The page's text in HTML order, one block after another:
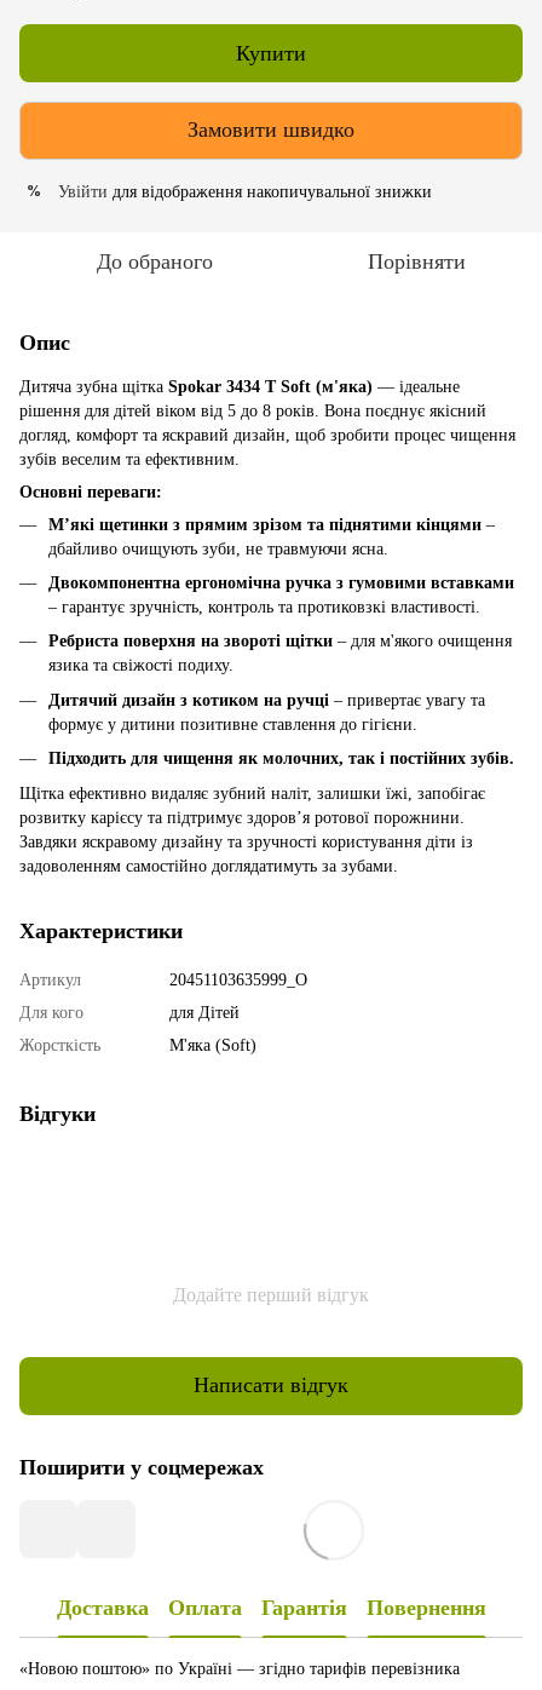
Купити
Замовити швидко
% Увійти для відображення накопичувальної знижки
До обраного Порівняти
Опис
Дитяча зубна щітка Spokar 3434 T Soft (м'яка) — ідеальне
рішення для дітей віком від 5 до 8 років. Вона поєднує якісний
догляд, комфорт та яскравий дизайн, щоб зробити процес чищення
зубів веселим та ефективним.
Основні переваги:
М’які щетинки з прямим зрізом та піднятими кінцями –
дбайливо очищують зуби, не травмуючи ясна.
Двокомпонентна ергономічна ручка з гумовими вставками
– гарантує зручність, контроль та протиковзкі властивості.
Ребриста поверхня на звороті щітки – для м'якого очищення
язика та свіжості подиху.
Дитячий дизайн з котиком на ручці – привертає увагу та
формує у дитини позитивне ставлення до гігієни.
Підходить для чищення як молочних, так і постійних зубів.
Щітка ефективно видаляє зубний наліт, залишки їжі, запобігає
розвитку карієсу та підтримує здоров’я ротової порожнини.
Завдяки яскравому дизайну та зручності користування діти із
задоволенням самостійно доглядатимуть за зубами.
Характеристики
Артикул
20451103635999_O
Для кого
для Дітей
Жорсткість
М'яка (Soft)
Відгуки
Додайте перший відгук
Написати відгук
Поширити у соцмережах
Доставка Оплата Гарантія Повернення
«Новою поштою» по Україні — згідно тарифів перевізника